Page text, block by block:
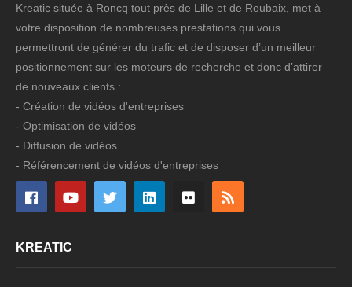
Kreatic située à Roncq tout près de Lille et de Roubaix, met à
votre disposition de nombreuses prestations qui vous
permettront de générer du trafic et de disposer d’un meilleur
positionnement sur les moteurs de recherche et donc d’attirer
de nouveaux clients :
- Création de vidéos d'entreprises
- Optimisation de vidéos
- Diffusion de vidéos
- Référencement de vidéos d'entreprises
KREATIC